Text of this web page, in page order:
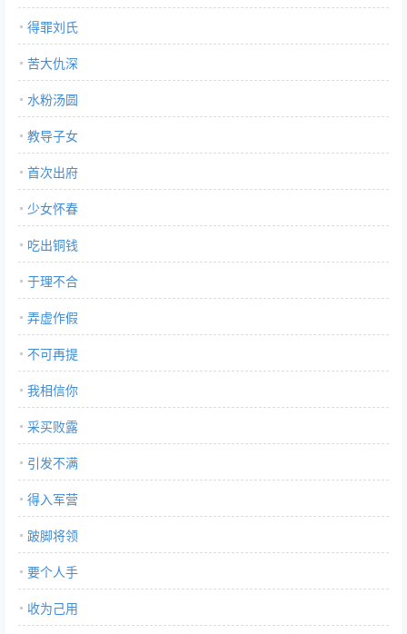
得罪刘氏
苦大仇深
水粉汤圆
教导子女
首次出府
少女怀春
吃出铜钱
于理不合
弄虚作假
不可再提
我相信你
采买败露
引发不满
得入军营
跛脚将领
要个人手
收为己用